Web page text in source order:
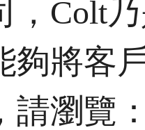
，Colt
夠將客
請瀏覽